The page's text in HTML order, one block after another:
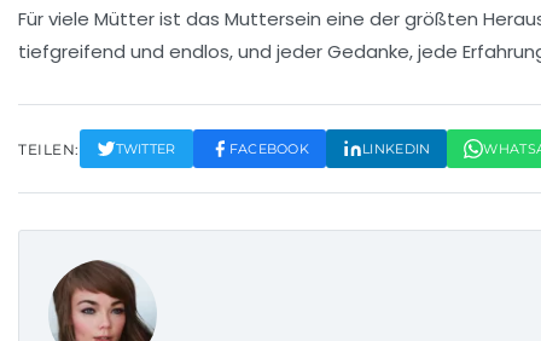
Für viele Mütter ist das Muttersein eine der größten
tiefgreifend und endlos, und jeder Gedanke, jede
TEILEN: TWITTER FACEBOOK LINKEDIN